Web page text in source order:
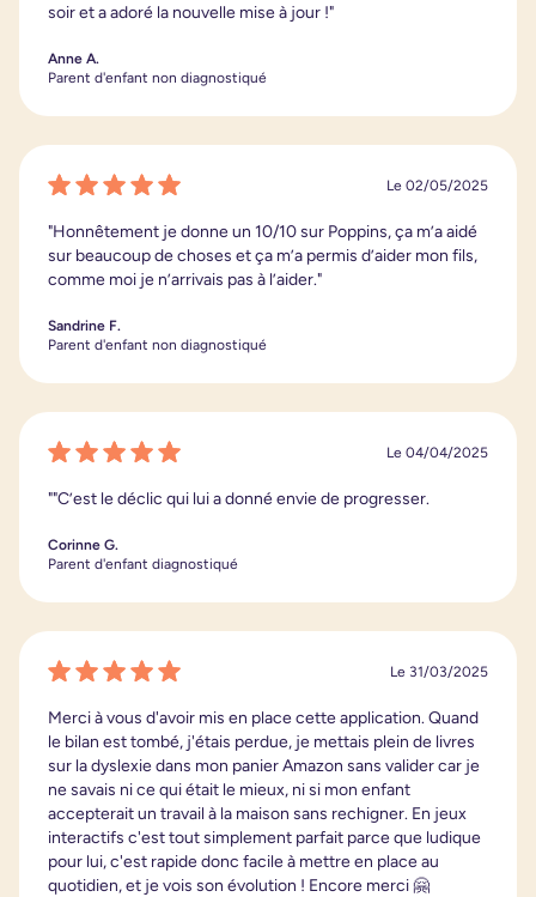
soir et a adoré la nouvelle mise à jour !"
Anne A.
Parent d'enfant non diagnostiqué
Le 02/05/2025
"Honnêtement je donne un 10/10 sur Poppins, ça m’a aidé
sur beaucoup de choses et ça m’a permis d’aider mon fils,
comme moi je n’arrivais pas à l’aider."
Sandrine F.
Parent d'enfant non diagnostiqué
Le 04/04/2025
""C’est le déclic qui lui a donné envie de progresser.
Corinne G.
Parent d'enfant diagnostiqué
Le 31/03/2025
Merci à vous d'avoir mis en place cette application. Quand
le bilan est tombé, j'étais perdue, je mettais plein de livres
sur la dyslexie dans mon panier Amazon sans valider car je
ne savais ni ce qui était le mieux, ni si mon enfant
accepterait un travail à la maison sans rechigner. En jeux
interactifs c'est tout simplement parfait parce que ludique
pour lui, c'est rapide donc facile à mettre en place au
quotidien, et je vois son évolution ! Encore merci 🤗